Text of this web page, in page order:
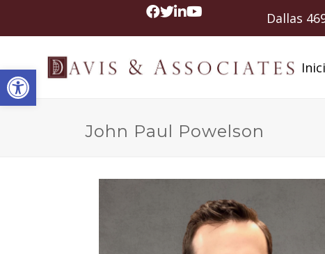
Abrir barra de herramientas
Dallas
John Paul Powelson